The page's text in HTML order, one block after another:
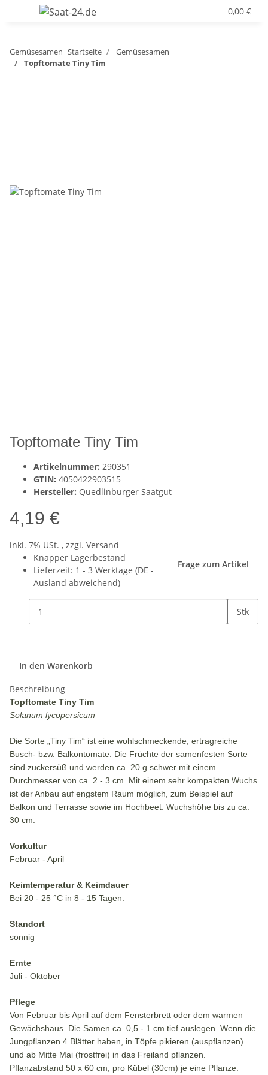
0,00 €
Gemüsesamen Startseite
Gemüsesamen
Topftomate Tiny Tim
Topftomate Tiny Tim
Artikelnummer: 290351
GTIN: 4050422903515
Hersteller: Quedlinburger Saatgut
4,19 €
inkl. 7% USt. , zzgl. Versand
Knapper Lagerbestand
Lieferzeit: 1 - 3 Werktage (DE -
Ausland abweichend)
Frage zum Artikel
Stk
In den Warenkorb
Beschreibung
Topftomate Tiny Tim
Solanum lycopersicum
Die Sorte „Tiny Tim“ ist eine wohlschmeckende, ertragreiche
Busch- bzw. Balkontomate. Die Früchte der samenfesten Sorte
sind zuckersüß und werden ca. 20 g schwer mit einem
Durchmesser von ca. 2 - 3 cm. Mit einem sehr kompakten Wuchs
ist der Anbau auf engstem Raum möglich, zum Beispiel auf
Balkon und Terrasse sowie im Hochbeet. Wuchshöhe bis zu ca.
30 cm.
Vorkultur
Februar - April
Keimtemperatur & Keimdauer
Bei 20 - 25 °C in 8 - 15 Tagen.
Standort
sonnig
Ernte
Juli - Oktober
Pflege
Von Februar bis April auf dem Fensterbrett oder dem warmen
Gewächshaus. Die Samen ca. 0,5 - 1 cm tief auslegen. Wenn die
Jungpflanzen 4 Blätter haben, in Töpfe pikieren (auspflanzen)
und ab Mitte Mai (frostfrei) in das Freiland pflanzen.
Pflanzabstand 50 x 60 cm, pro Kübel (30cm) je eine Pflanze.